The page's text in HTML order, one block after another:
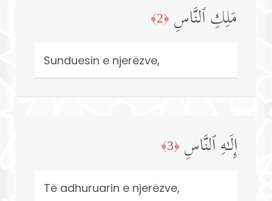
مَلِكِ ٱلنَّاسِ ﴿2﴾
Sunduesin e njerëzve,
إِلَـٰهِ ٱلنَّاسِ ﴿3﴾
Të adhuruarin e njerëzve,